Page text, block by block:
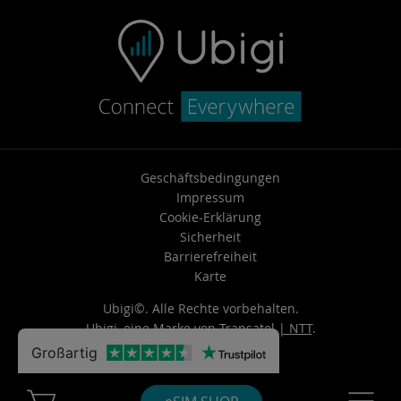
Geschäftsbedingungen
Impressum
Cookie-Erklärung
Sicherheit
Barrierefreiheit
Karte
Ubigi©. Alle Rechte vorbehalten.
Ubigi, eine Marke vonTransatel | NTT.
Großartig